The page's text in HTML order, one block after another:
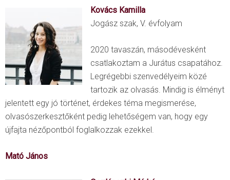
Kovács Kamilla
Jogász szak, V. évfolyam
2020 tavaszán, másodévesként
csatlakoztam a Jurátus csapatához.
Legrégebbi szenvedélyeim közé
tartozik az olvasás. Mindig is élményt
jelentett egy jó történet, érdekes téma megismerése,
olvasószerkesztőként pedig lehetőségem van, hogy egy
újfajta nézőpontból foglalkozzak ezekkel.
Mató János